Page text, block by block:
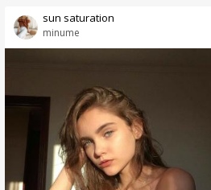
minume
sun saturation